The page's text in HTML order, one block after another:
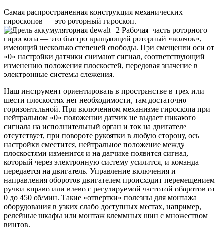
Самая распространенная конструкция механических
гироскопов — это роторный гироскоп.
Рабочая часть роторного
гироскопа — это быстро вращающий роторный «волчок»,
имеющий несколько степеней свободы. При смещении оси от
«0» настройки датчики снимают сигнал, соответствующий
изменению положения плоскостей, передовая значение в
электронные системы слежения.
Наш инструмент ориентировать в пространстве в трех или
шести плоскостях нет необходимости, там достаточно
горизонтальной. При включенном механизме гироскопа при
нейтральном «0» положении датчик не выдает никакого
сигнала на исполнительный орган и ток на двигателе
отсутствует, при повороте рукоятки в любую сторону, ось
настройки сместится, нейтральное положение между
плоскостями изменится и на датчике появится сигнал,
который через электронную систему усилится, и команда
передается на двигатель. Управление включения и
направления оборотов двигателем происходит перемещением
ручки вправо или влево с регулируемой частотой оборотов от
0 до 450 об/мин. Такие «отвертки» полезны для монтажа
оборудования в узких слабо доступных местах, например,
релейные шкафы или монтаж клеммных шин с множеством
винтов.